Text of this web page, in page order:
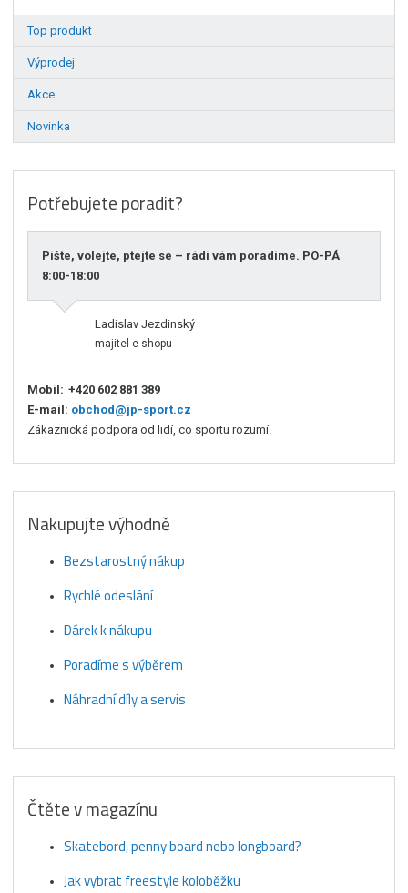
Top produkt
Výprodej
Akce
Novinka
Potřebujete poradit?
Pište, volejte, ptejte se – rádi vám poradíme. PO-PÁ
8:00-18:00
Ladislav Jezdinský
majitel e-shopu
Mobil: +420 602 881 389
E-mail: obchod@jp-sport.cz
Zákaznická podpora od lidí, co sportu rozumí.
Nakupujte výhodně
Bezstarostný nákup
Rychlé odeslání
Dárek k nákupu
Poradíme s výběrem
Náhradní díly a servis
Čtěte v magazínu
Skatebord, penny board nebo longboard?
Jak vybrat freestyle koloběžku